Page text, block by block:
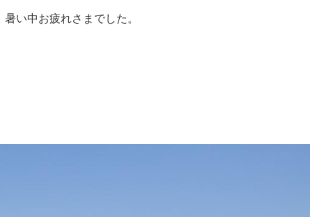
い中お疲れさまでした。